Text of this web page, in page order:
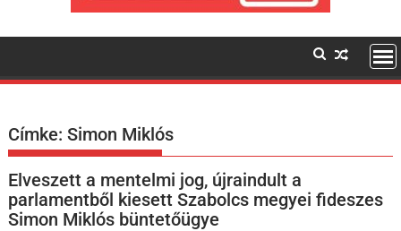
Címke:Simon Miklós
Elveszett a mentelmi jog, újraindult a
parlamentből kiesett Szabolcs megyei fideszes
Simon Miklós büntetőügye